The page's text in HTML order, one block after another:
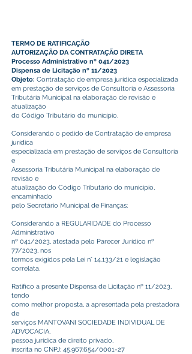
TERMO DE RATIFICAÇÃO
AUTORIZAÇÃO DA CONTRATAÇÃO DIRETA
Processo Administrativo nº 041/2023
Dispensa de Licitação nº 11/2023
Objeto: Contratação de empresa jurídica especializada
em prestação de serviços de Consultoria e Assessoria
Tributária Municipal na elaboração de revisão e
atualização
do Código Tributário do município.
Considerando o pedido de Contratação de empresa
jurídica
especializada em prestação de serviços de Consultoria
e
Assessoria Tributária Municipal na elaboração de
revisão e
atualização do Código Tributário do município,
encaminhado
pelo Secretário Municipal de Finanças;
Considerando a REGULARIDADE do Processo
Administrativo
nº 041/2023, atestada pelo Parecer Jurídico nº
77/2023, nos
termos exigidos pela Lei n° 14.133/21 e legislação
correlata.
Ratifico a presente Dispensa de Licitação nº 11/2023,
tendo
como melhor proposta, a apresentada pela prestadora
de
serviços MANTOVANI SOCIEDADE INDIVIDUAL DE
ADVOCACIA,
pessoa jurídica de direito privado,
inscrita no CNPJ: 45.967.654/0001-27